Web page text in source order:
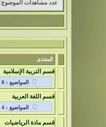
عدد مشاهدات الموضوع:
المنتدى
قسم التربية الإسلامية
المواضيع : 0
قسم اللغة العربية
المواضيع : 4
قسم مادة الرياضيات